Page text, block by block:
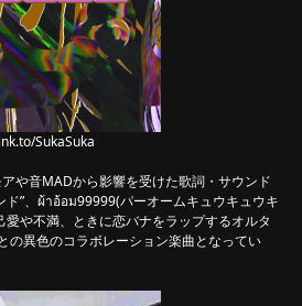
SukaSuka
や音MADから影響を受けた歌詞・サウンド
ド”、ผ้าอ้อม99999(パーオームキュウキュウキ
や不満、ときに恋バナをラップするオルタ
の異色のコラボレーション楽曲となってい